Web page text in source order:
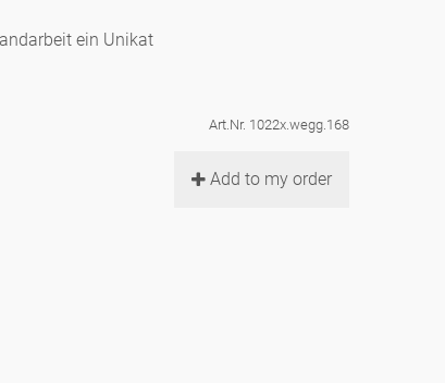
ein Unikat
Art.Nr. 1022x.wegg.168
Add to my order